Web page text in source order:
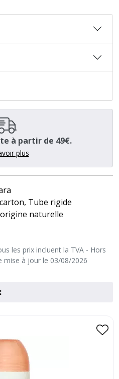
à partir de 49€.
plus
Tube rigide
naturelle
les prix incluent la TVA - Hors
mise à jour le 03/08/2026